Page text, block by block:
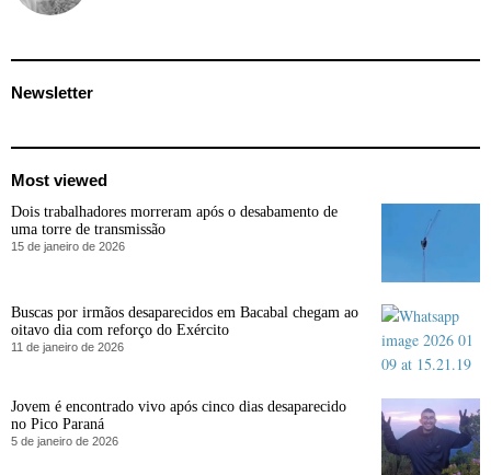
Newsletter
Most viewed
Dois trabalhadores morreram após o desabamento de
uma torre de transmissão
15 de janeiro de 2026
Buscas por irmãos desaparecidos em Bacabal chegam ao
oitavo dia com reforço do Exército
11 de janeiro de 2026
Jovem é encontrado vivo após cinco dias desaparecido
no Pico Paraná
5 de janeiro de 2026